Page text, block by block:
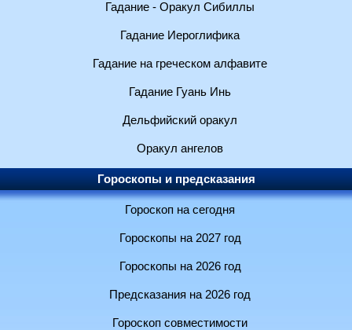
Гадание - Оракул Сибиллы
Гадание Иероглифика
Гадание на греческом алфавите
Гадание Гуань Инь
Дельфийский оракул
Оракул ангелов
Гороскопы и предсказания
Гороскоп на сегодня
Гороскопы на 2027 год
Гороскопы на 2026 год
Предсказания на 2026 год
Гороскоп совместимости